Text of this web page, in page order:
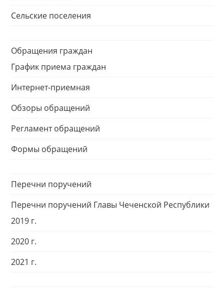
Сельские поселения
Обращения граждан
График приема граждан
Интернет-приемная
Обзоры обращений
Регламент обращений
Формы обращений
Перечни поручений
Перечни поручений Главы Чеченской Республики
2019 г.
2020 г.
2021 г.